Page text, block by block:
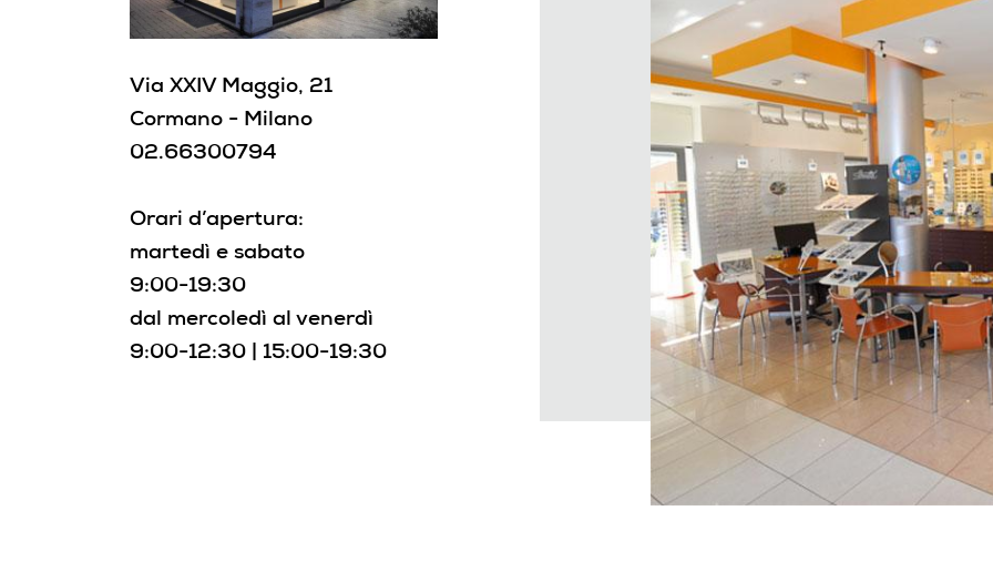
Via XXIV Maggio, 21
Cormano - Milano
02.66300794
Orari d’apertura:
martedì e sabato
9:00-19:30
dal mercoledì al venerdì
9:00-12:30 | 15:00-19:30